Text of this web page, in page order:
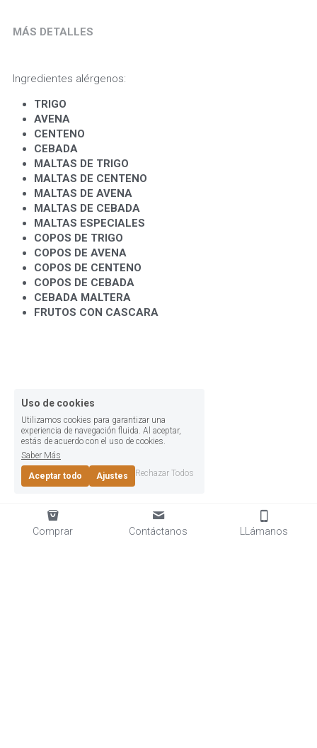
MÁS DETALLES
Ingredientes alérgenos:
TRIGO
AVENA
CENTENO
CEBADA
MALTAS DE TRIGO
MALTAS DE CENTENO
MALTAS DE AVENA
MALTAS DE CEBADA
MALTAS ESPECIALES
COPOS DE TRIGO
COPOS DE AVENA
COPOS DE CENTENO
COPOS DE CEBADA
CEBADA MALTERA
FRUTOS CON CASCARA
Comprar Contáctanos LLámanos
Uso de cookies
Utilizamos cookies para garantizar una
experiencia de navegación fluida. Al aceptar,
estás de acuerdo con el uso de cookies.
Saber Más
Aceptar todo Ajustes Rechazar Todos